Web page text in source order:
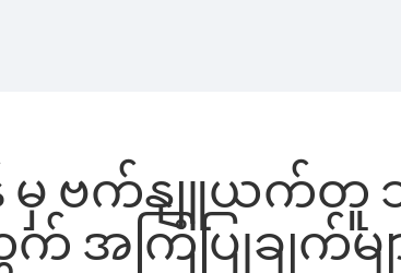
က်နျူယက်တူ သို့ ဖု
အကြံပြုချက်မျ